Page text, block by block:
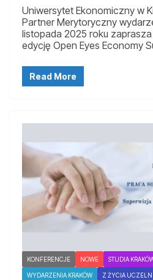
Uniwersytet Ekonomiczny w
Partner Merytoryczny
listopada 2025 roku zaprasza
edycję Open Eyes Economy
Read More
KONFERENCJE NOWE STUDIA
WYDARZENIA KRAKÓW Z ŻYCIA UCZELNI